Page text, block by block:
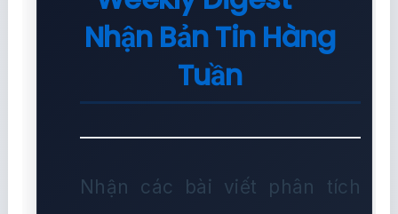
Nhận Bản Tin Hàng
Tuần
Nhận các bài viết phân tích